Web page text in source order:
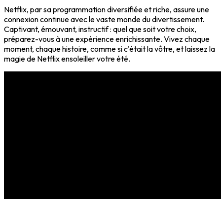
Netflix, par sa programmation diversifiée et riche, assure une
connexion continue avec le vaste monde du divertissement.
Captivant, émouvant, instructif : quel que soit votre choix,
préparez-vous à une expérience enrichissante. Vivez chaque
moment, chaque histoire, comme si c'était la vôtre, et laissez la
magie de Netflix ensoleiller votre été.